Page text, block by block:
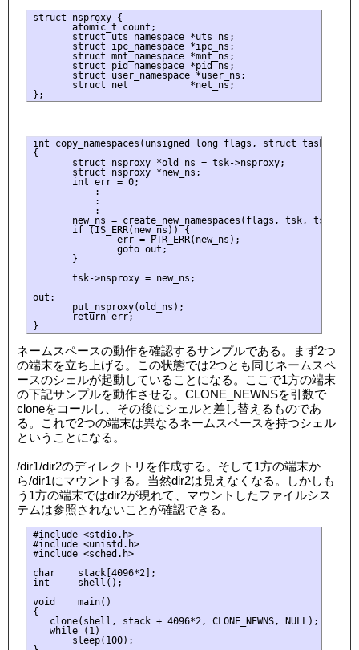
struct nsproxy {
       atomic_t count;
       struct uts_namespace *uts_ns;
       struct ipc_namespace *ipc_ns;
       struct mnt_namespace *mnt_ns;
       struct pid_namespace *pid_ns;
       struct user_namespace *user_ns;
       struct net           *net_ns;
int copy_namespaces(unsigned long flags, struct
{
       struct nsproxy *old_ns = tsk->nsproxy;
       struct nsproxy *new_ns;
       int err = 0;
           :
           :
           :
new_ns = create_new_namespaces(flags, tsk, tsk-
       if (IS_ERR(new_ns)) {
               err = PTR_ERR(new_ns);
               goto out;
       }
       tsk->nsproxy = new_ns;
out:
       put_nsproxy(old_ns);
       return err;
ネームスペースの動作を確認するサンプルである。まず2つ
の端末を立ち上げる。この状態では2つとも同じネームスペ
ースのシェルが起動していることになる。ここで1方の端末
の下記サンプルを動作させる。CLONE_NEWNSを引数で
cloneをコールし、その後にシェルと差し替えるものであ
る。これで2つの端末は異なるネームスペースを持つシェル
ということになる。
/dir1/dir2のディレクトリを作成する。そして1方の端末か
ら/dir1にマウントする。当然dir2は見えなくなる。しかしも
う1方の端末ではdir2が現れて、マウントしたファイルシス
テムは参照されないことが確認できる。
#include <stdio.h>
#include <unistd.h>
#include <sched.h>
char    stack[4096*2];
int     shell();
void    main()
{
   clone(shell, stack + 4096*2, CLONE_NEWNS, NULL);
   while (1)
       sleep(100);